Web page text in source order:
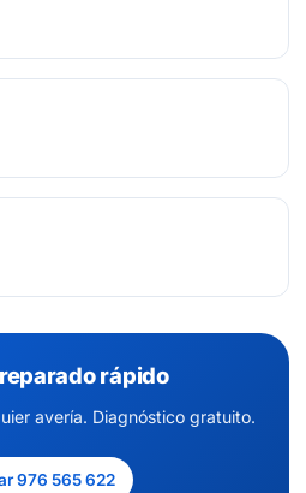
rápido
avería. Diagnóstico gratuito.
976 565 622